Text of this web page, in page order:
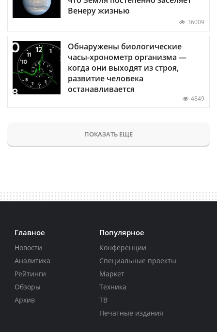
Венеру жизнью
36009
Обнаружены биологические
часы-хронометр организма —
когда они выходят из строя,
развитие человека
останавливается
4849
ПОКАЗАТЬ ЕЩЕ
Главное
Новости
Аналитика
Рейтинги
Обзоры
Архив
Популярное
Конференции
Специальные проекты
Маркет
Техника
ТВ
Печатные издания